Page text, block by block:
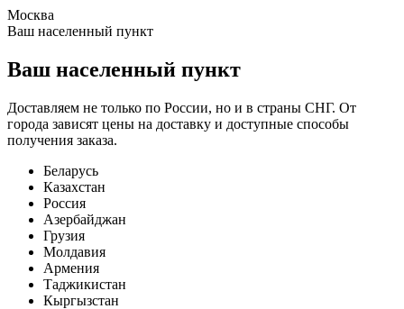
Москва
Ваш населенный пункт
Ваш населенный пункт
Доставляем не только по России, но и в страны СНГ. От
города зависят цены на доставку и доступные способы
получения заказа.
Беларусь
Казахстан
Россия
Азербайджан
Грузия
Молдавия
Армения
Таджикистан
Кыргызстан